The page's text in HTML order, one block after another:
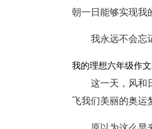
朝一日能够实现我
我永远不会忘
我的理想六年级作
这一天，风和
飞我们美丽的奥运